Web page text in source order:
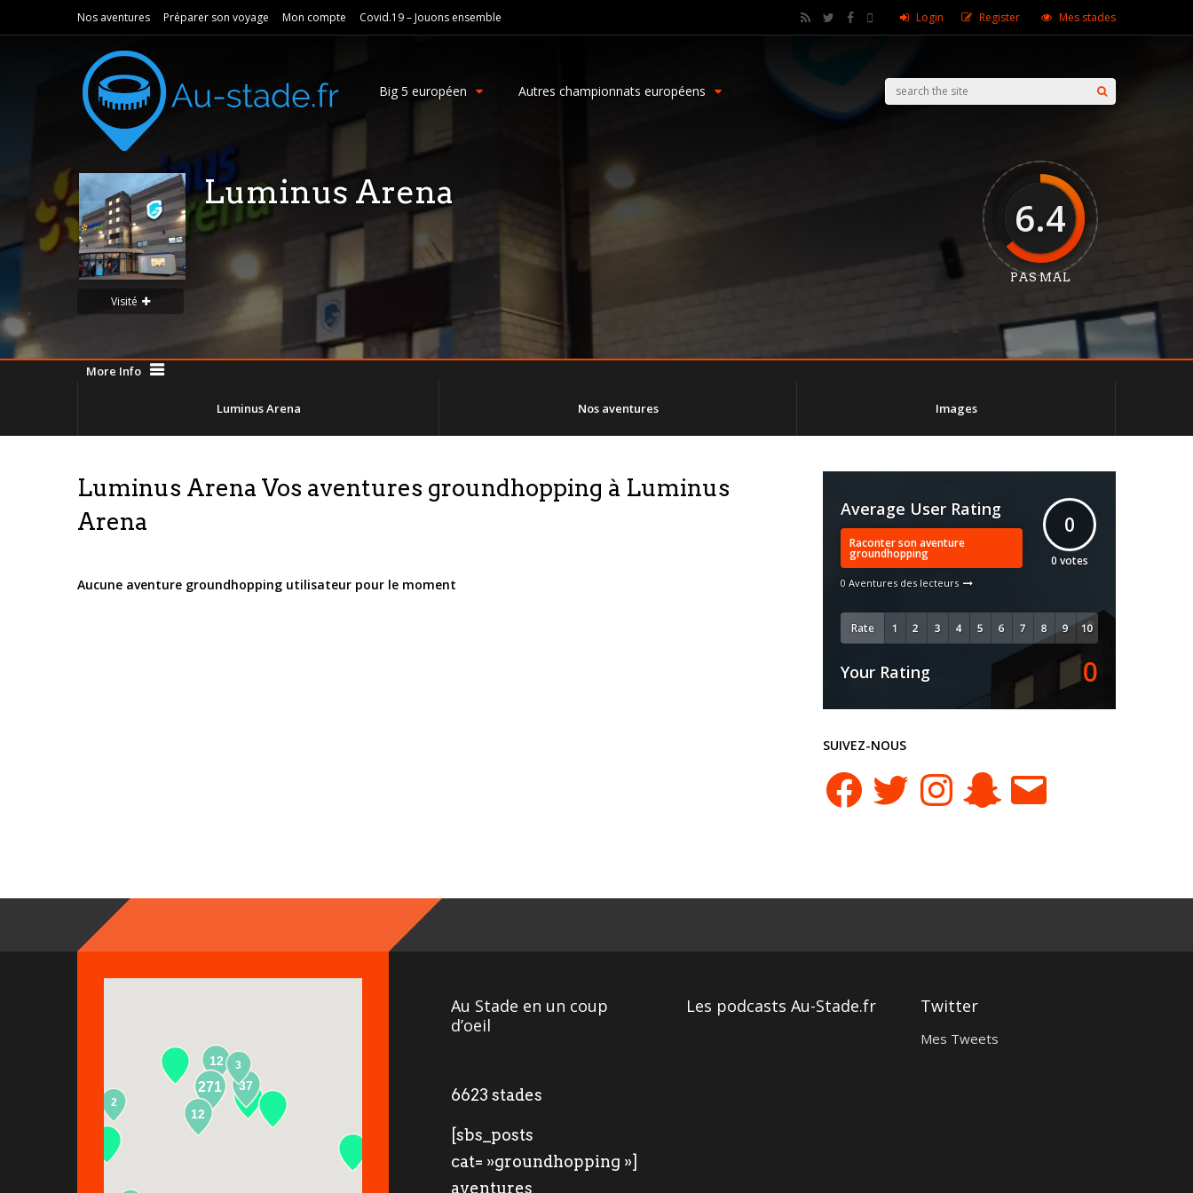
Nos aventures Préparer son voyage Mon compte Covid.19 – Jouons ensemble Login Register Mes stades
Big 5 européen Autres championnats européens
Visité
Luminus Arena
6.4
PAS MAL
More Info
Luminus Arena Nos aventures Images
Luminus Arena Vos aventures groundhopping à Luminus
Arena
Aucune aventure groundhopping utilisateur pour le moment
Average User Rating
Raconter son aventure
groundhopping
0 Aventures des lecteurs
0
0 votes
Rate
Your Rating 0
SUIVEZ-NOUS
FacebookTwitter InstagramSnapchatE-
mail
12
271 37
2
12
3
Au Stade en un coup
d’oeil
6623 stades
[sbs_posts
cat= »groundhopping »]
aventures
Les podcasts Au-Stade.fr Twitter
Mes Tweets